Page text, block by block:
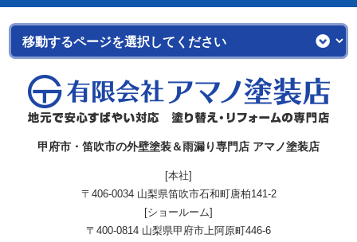
甲府市・笛吹市の外壁塗装＆雨漏り専門店 アマノ塗装店
[本社]
〒406-0034 山梨県笛吹市石和町唐柏141-2
[ショールーム]
〒400-0814 山梨県甲府市上阿原町446-6